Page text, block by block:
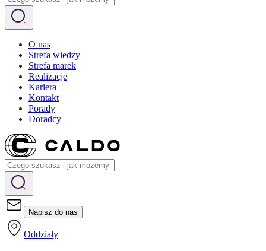
O nas
Strefa wiedzy
Strefa marek
Realizacje
Kariera
Kontakt
Porady
Doradcy
Napisz do nas
Oddziały